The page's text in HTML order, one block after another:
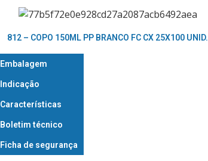
812 – COPO 150ML PP BRANCO FC CX 25X100 UNID.
Embalagem
Indicação
Características
Boletim técnico
Ficha de segurança